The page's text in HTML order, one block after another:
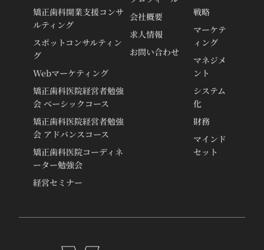
矯正歯科開業支援コンサ
ルティング
スポットコンサルティン
グ
Webマーケティング
矯正歯科医院経営者勉強
会 ベーシックコース
矯正歯科医院経営者勉強
会 アドバンスコース
矯正歯科医院コーディネ
ーター勉強会
経営セミナー
会社概要
求人情報
お問い合わせ
戦略
マーケテ
ィング
マネジメ
ント
システム
化
財務
マインド
セット